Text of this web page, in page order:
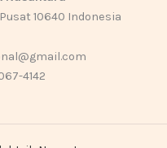
10640 Indonesia
4142